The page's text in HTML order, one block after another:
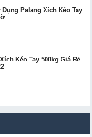
Dụng Palang Xích Kéo Tay
Kéo Tay 500kg Giá Rẻ